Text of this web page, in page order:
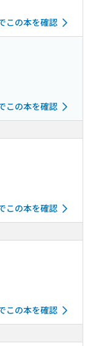
この本を確認
この本を確認
この本を確認
この本を確認